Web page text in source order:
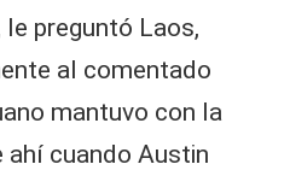
le preguntó Laos,
al comentado
mantuvo con la
ahí cuando Austin